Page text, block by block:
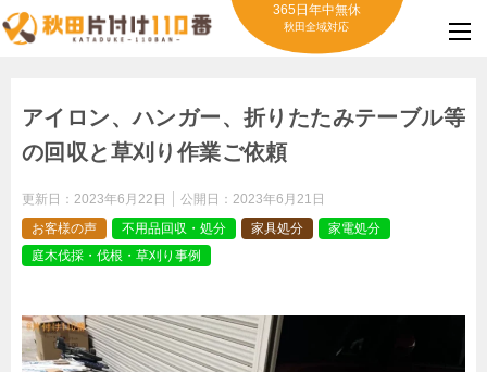
365日年中無休
秋田全域対応
アイロン、ハンガー、折りたたみテーブル等
の回収と草刈り作業ご依頼
更新日： 2023年6月22日 公開日： 2023年6月21日
お客様の声
不用品回収・処分 家具処分
家電処分
庭木伐採・伐根・草刈り事例